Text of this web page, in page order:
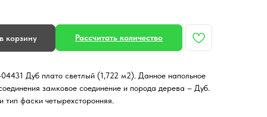
корзину Рассчитать количество
Дуб плато светлый (1,722 м2). Данное напольное
замковое соединение и порода дерева – Дуб.
тип фаски четырехсторонняя.